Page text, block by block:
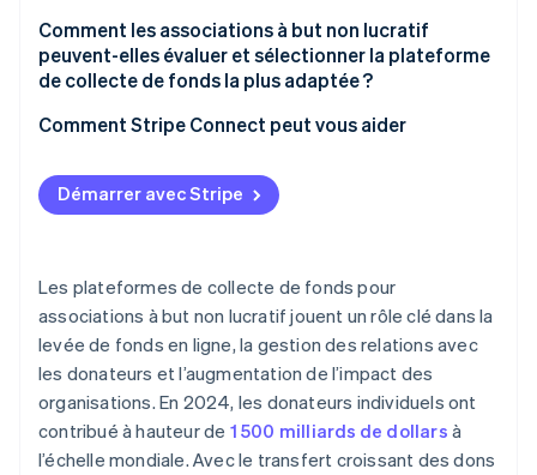
Comment les associations à but non lucratif
peuvent-elles évaluer et sélectionner la plateforme
de collecte de fonds la plus adaptée ?
Comment Stripe Connect peut vous aider
Démarrer avec Stripe
Les plateformes de collecte de fonds pour
associations à but non lucratif jouent un rôle clé dans la
levée de fonds en ligne, la gestion des relations avec
les donateurs et l’augmentation de l’impact des
organisations. En 2024, les donateurs individuels ont
contribué à hauteur de 1 500 milliards de dollars à
l’échelle mondiale. Avec le transfert croissant des dons